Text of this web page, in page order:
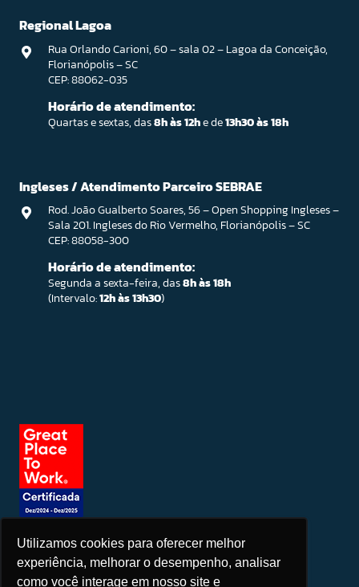
Utilizamos cookies para oferecer melhor
experiência, melhorar o desempenho, analisar
como você interage em nosso site e
Regional Lagoa
Rua Orlando Carioni, 60 – sala 02 – Lagoa da Conceição,
Florianópolis – SC
CEP: 88062-035
Horário de atendimento:
Quartas e sextas, das8h às 12he de13h30 às 18h
Ingleses / Atendimento Parceiro SEBRAE
Rod. João Gualberto Soares, 56 – Open Shopping Ingleses –
Sala 201. Ingleses do Rio Vermelho, Florianópolis – SC
CEP: 88058-300
Horário de atendimento:
Segunda a sexta-feira, das8h às 18h
(Intervalo:12h às 13h30)
Seja um patrocinador